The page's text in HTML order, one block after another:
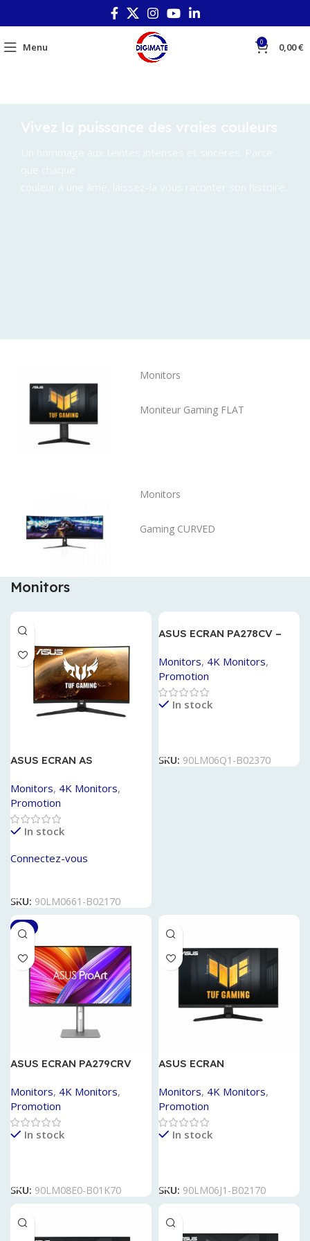
Menu 0 0,00€
Vivez la puissance des vraies couleurs
Monitors
Moniteur Gaming FLAT
Monitors
Gaming CURVED
Monitors
ASUS ECRAN AS
Monitors, 4K Monitors,
Promotion
In stock
Connectez-vous
SKU: 90LM0661-B02170
ASUS ECRAN PA278CV –
Monitors, 4K Monitors,
Promotion
In stock
SKU: 90LM06Q1-B02370
-2%
ASUS ECRAN PA279CRV
Monitors, 4K Monitors,
Promotion
In stock
SKU: 90LM08E0-B01K70
ASUS ECRAN
Monitors, 4K Monitors,
Promotion
In stock
SKU: 90LM06J1-B02170